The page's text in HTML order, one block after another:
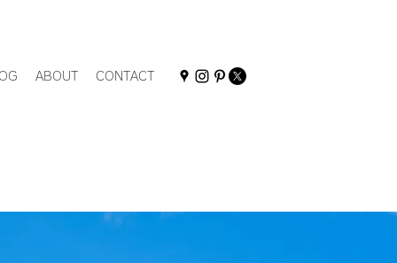
ABOUT CONTACT